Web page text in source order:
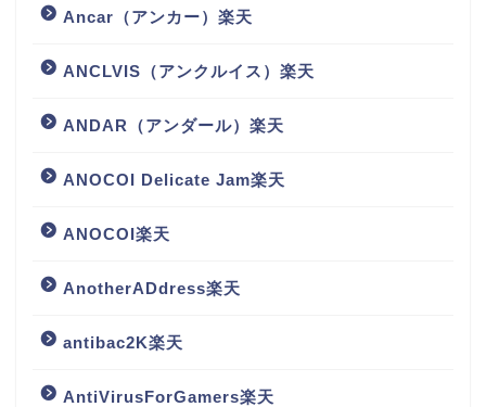
Ancar（アンカー）楽天
ANCLVIS（アンクルイス）楽天
ANDAR（アンダール）楽天
ANOCOI Delicate Jam楽天
ANOCOI楽天
AnotherADdress楽天
antibac2K楽天
AntiVirusForGamers楽天